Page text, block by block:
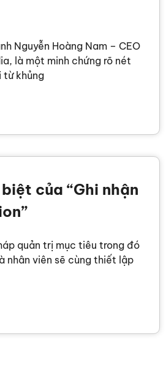
Nguyễn Hoàng Nam – CEO
là một minh chứng rõ nét
từ khủng
của “Ghi nhận
quản trị mục tiêu trong đó
nhân viên sẽ cùng thiết lập